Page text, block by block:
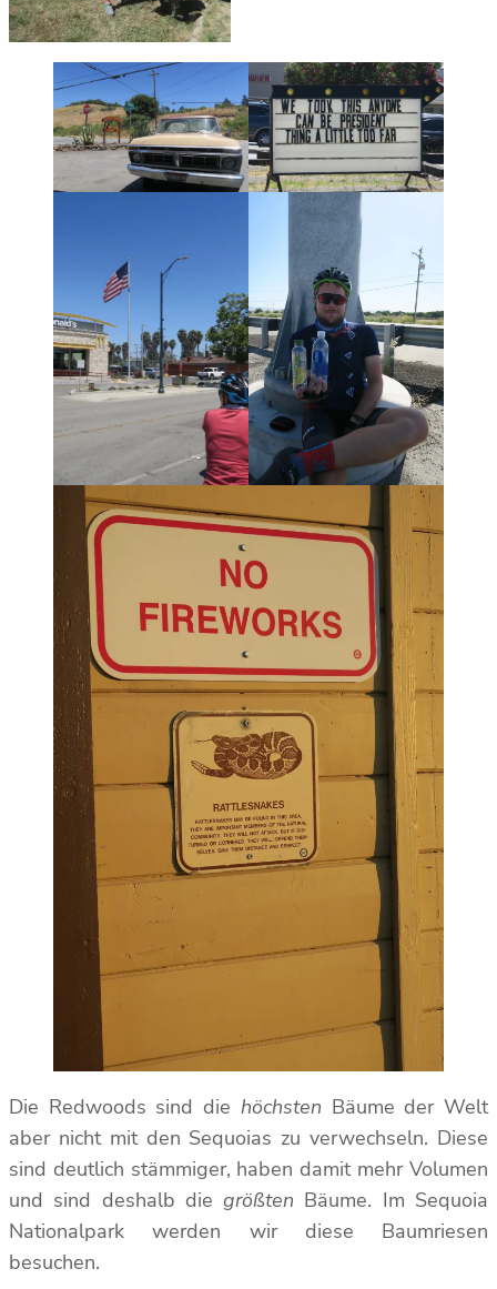
Die Redwoods sind die höchsten Bäume der Welt
aber nicht mit den Sequoias zu verwechseln. Diese
sind deutlich stämmiger, haben damit mehr Volumen
und sind deshalb diegrößten Bäume. Im Sequoia
Nationalpark werden wir diese Baumriesen
besuchen.